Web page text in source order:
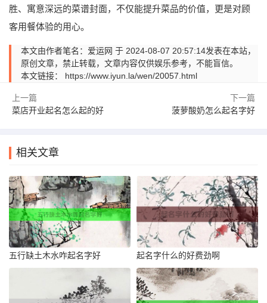
胜、寓意深远的菜谱封面，不仅能提升菜品的价值，更是对顾
客用餐体验的用心。
本文由作者笔名：爱运网 于 2024-08-07 20:57:14发表在本站，
原创文章，禁止转载，文章内容仅供娱乐参考，不能盲信。
本文链接： https://www.iyun.la/wen/20057.html
上一篇
菜店开业起名怎么起的好
下一篇
菠萝酸奶怎么起名字好
相关文章
五行缺土木水咋起名字好 起名字什么的好费劲啊